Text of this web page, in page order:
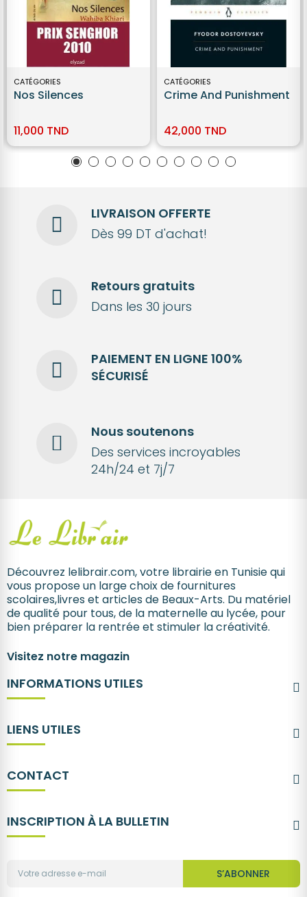
CATÉGORIES
Nos Silences
11,000 TND
CATÉGORIES
Crime And Punishment
42,000 TND
LIVRAISON OFFERTE
Dès 99 DT d'achat!
Retours gratuits
Dans les 30 jours
PAIEMENT EN LIGNE 100%
SÉCURISÉ
Nous soutenons
Des services incroyables
24h/24 et 7j/7
Découvrez lelibrair.com, votre librairie en Tunisie qui
vous propose un large choix de fournitures
scolaires,livres et articles de Beaux-Arts. Du matériel
de qualité pour tous, de la maternelle au lycée, pour
bien préparer la rentrée et stimuler la créativité.
Visitez notre magazin
INFORMATIONS UTILES
LIENS UTILES
CONTACT
INSCRIPTION À LA BULLETIN
S’ABONNER